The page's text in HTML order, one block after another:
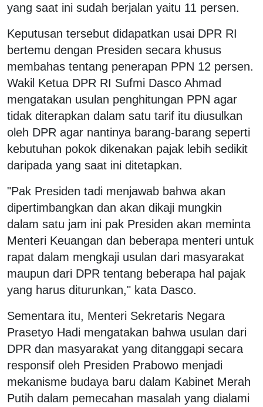
yang saat ini sudah berjalan yaitu 11 persen.
Keputusan tersebut didapatkan usai DPR RI
bertemu dengan Presiden secara khusus
membahas tentang penerapan PPN 12 persen.
Wakil Ketua DPR RI Sufmi Dasco Ahmad
mengatakan usulan penghitungan PPN agar
tidak diterapkan dalam satu tarif itu diusulkan
oleh DPR agar nantinya barang-barang seperti
kebutuhan pokok dikenakan pajak lebih sedikit
daripada yang saat ini ditetapkan.
"Pak Presiden tadi menjawab bahwa akan
dipertimbangkan dan akan dikaji mungkin
dalam satu jam ini pak Presiden akan meminta
Menteri Keuangan dan beberapa menteri untuk
rapat dalam mengkaji usulan dari masyarakat
maupun dari DPR tentang beberapa hal pajak
yang harus diturunkan," kata Dasco.
Sementara itu, Menteri Sekretaris Negara
Prasetyo Hadi mengatakan bahwa usulan dari
DPR dan masyarakat yang ditanggapi secara
responsif oleh Presiden Prabowo menjadi
mekanisme budaya baru dalam Kabinet Merah
Putih dalam pemecahan masalah yang dialami